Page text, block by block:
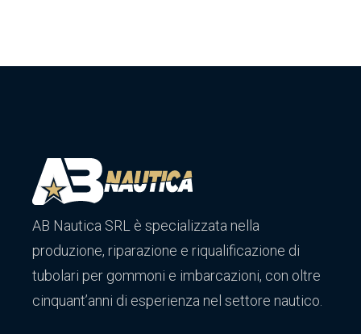
AB Nautica SRL è specializzata nella
produzione, riparazione e riqualificazione di
tubolari per gommoni e imbarcazioni, con oltre
cinquant’anni di esperienza nel settore nautico.